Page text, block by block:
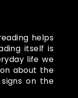
helps
itself is
life we
about the
on the